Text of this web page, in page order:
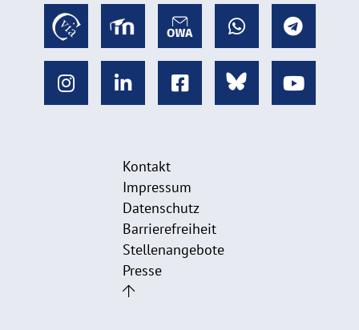
Kontakt
Impressum
Datenschutz
Barrierefreiheit
Stellenangebote
Presse